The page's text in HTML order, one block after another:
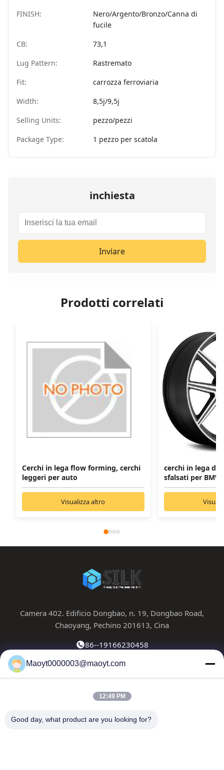
FINISH:
Nero/Argento/Bronzo/Canna di
fucile
CB:
73,1
Lug Pattern:
Rastremato
Fit:
carrozza ferroviaria
Width:
8,5j/9,5j
Selling Units:
pezzo/pezzi
Package Type:
1 pezzo per scatola
inchiesta
Inviare
Prodotti correlati
Cerchi in lega flow forming, cerchi
leggeri per auto
Visualizza altro
cerchi in lega da
sfalsati per BMW
Camera 402. Edificio Dongbao, n. 19, Dongbao Road,
Chaoyang, Pechino 201613, Cina
86--19166230458
kf@maoyt.com
Su Di NoiProdottiContattaci
La nostra newsletter
Maoyt0000003@maoyt.com
12:49 PM
Good day, what product are you looking for?